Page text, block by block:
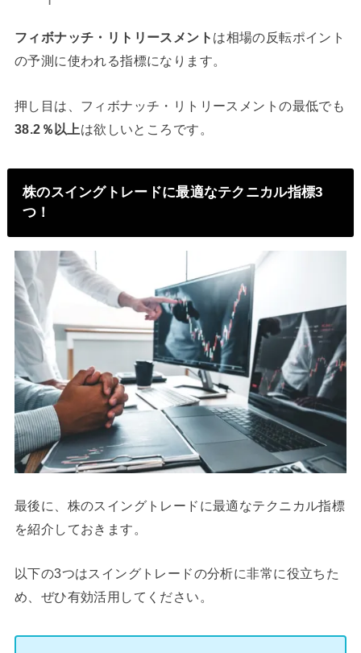
フィボナッチ・リトリースメント は相場の反転ポイント
の予測に使われる指標になります。
押し目は、フィボナッチ・リトリースメントの最低でも
38.2％以上は欲しいところです。
株のスイングトレードに最適なテクニカル指標3
つ！
最後に、株のスイングトレードに最適なテクニカル指標
を紹介しておきます。
以下の3つはスイングトレードの分析に非常に役立ちた
め、ぜひ有効活用してください。